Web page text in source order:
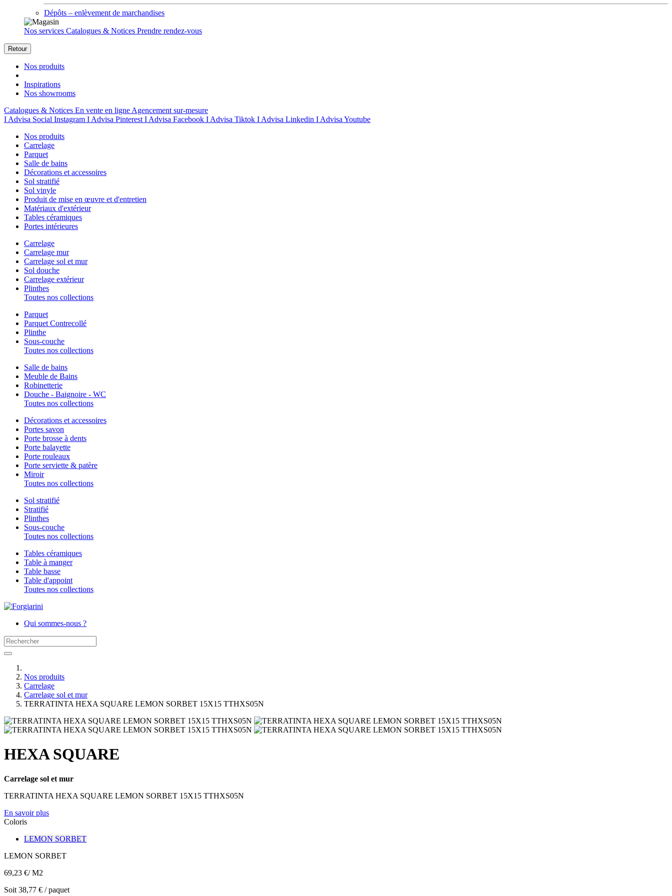
Dépôts – enlèvement de marchandises
Nos services Catalogues & Notices Prendre rendez-vous
Retour
Nos produits
Inspirations
Nos showrooms
Catalogues & Notices En vente en ligne Agencement sur-mesure
I Advisa Social Instagram I Advisa Pinterest I Advisa Facebook I Advisa Tiktok I Advisa Linkedin I Advisa Youtube
Nos produits
Carrelage
Parquet
Salle de bains
Décorations et accessoires
Sol stratifié
Sol vinyle
Produit de mise en œuvre et d'entretien
Matériaux d'extérieur
Tables céramiques
Portes intérieures
Carrelage
Carrelage mur
Carrelage sol et mur
Sol douche
Carrelage extérieur
Plinthes
Toutes nos collections
Parquet
Parquet Contrecollé
Plinthe
Sous-couche
Toutes nos collections
Salle de bains
Meuble de Bains
Robinetterie
Douche - Baignoire - WC
Toutes nos collections
Décorations et accessoires
Portes savon
Porte brosse à dents
Porte balayette
Porte rouleaux
Porte serviette & patère
Miroir
Toutes nos collections
Sol stratifié
Stratifié
Plinthes
Sous-couche
Toutes nos collections
Tables céramiques
Table à manger
Table basse
Table d'appoint
Toutes nos collections
Qui sommes-nous ?
Nos produits
Carrelage
Carrelage sol et mur
TERRATINTA HEXA SQUARE LEMON SORBET 15X15 TTHXS05N
HEXA SQUARE
Carrelage sol et mur
TERRATINTA HEXA SQUARE LEMON SORBET 15X15 TTHXS05N
En savoir plus
Coloris
LEMON SORBET
LEMON SORBET
69,23 €/ M2
Soit 38,77 € / paquet